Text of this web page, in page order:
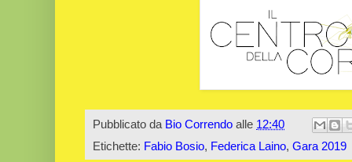
Pubblicato da Bio Correndo alle 12:40
Etichette: Fabio Bosio, Federica Laino, Gara 2019